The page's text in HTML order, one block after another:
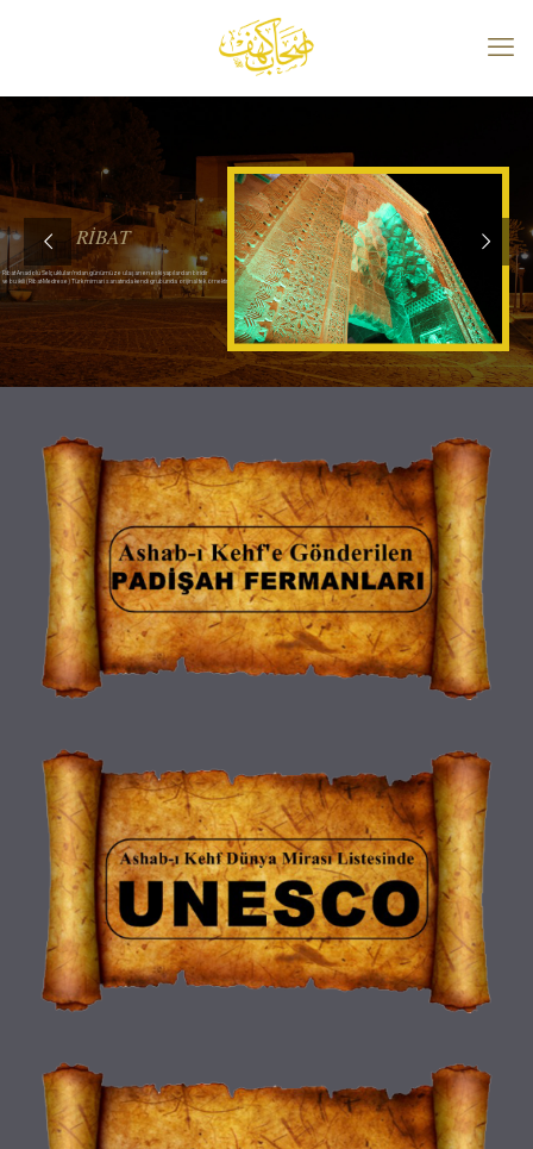
RİBAT
Ribat Anadolu Selçukluları’ndan günümüze ulaşan en eski yapılardan biridir
ve bu ikili (Ribat-Medrese) Türk mimari sanatında kendi grubunda orijinal tek örnektir.